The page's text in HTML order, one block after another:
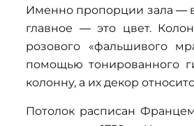
Именно пропорции зала —
главное — это цвет.
розового «фальшивого
помощью тонированного
колонну, а их декор
Потолок расписан